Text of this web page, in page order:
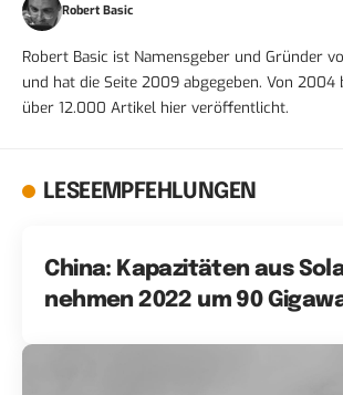
Robert Basic
Robert Basic ist Namensgeber und Gründer
und hat die Seite 2009 abgegeben. Von
über 12.000 Artikel hier veröffentlicht.
LESEEMPFEHLUNGEN
China: Kapazitäten aus
nehmen 2022 um 90